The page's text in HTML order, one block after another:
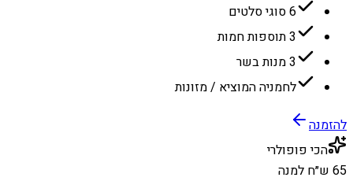
6 סוגי סלטים
3 תוספות חמות
3 מנות בשר
לחמניה המוציא / מזונות
להזמנה
הכי פופולרי
65 ש״ח למנה